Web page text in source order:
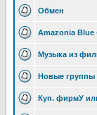
Обмен
Amazonia Blue
Музыка из
Новые группы
Куп. фирмУ